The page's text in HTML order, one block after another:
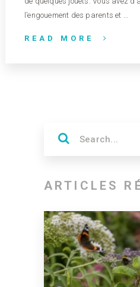
l’engouement des parents et …
READ MORE
ARTICLES